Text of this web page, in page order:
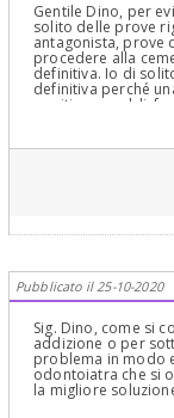
Gentile Dino, per
solito delle prove
antagonista, prove
procedere alla
definitiva. Io di
definitiva perché
positivo e
cemento
della ceramica e
stata cementata
correggere in
necessaria. E'
laboratorio
Pubblicato il 25-10-2020
Sig. Dino, come si
addizione o per
problema in modo
odontoiatra che si
la migliore